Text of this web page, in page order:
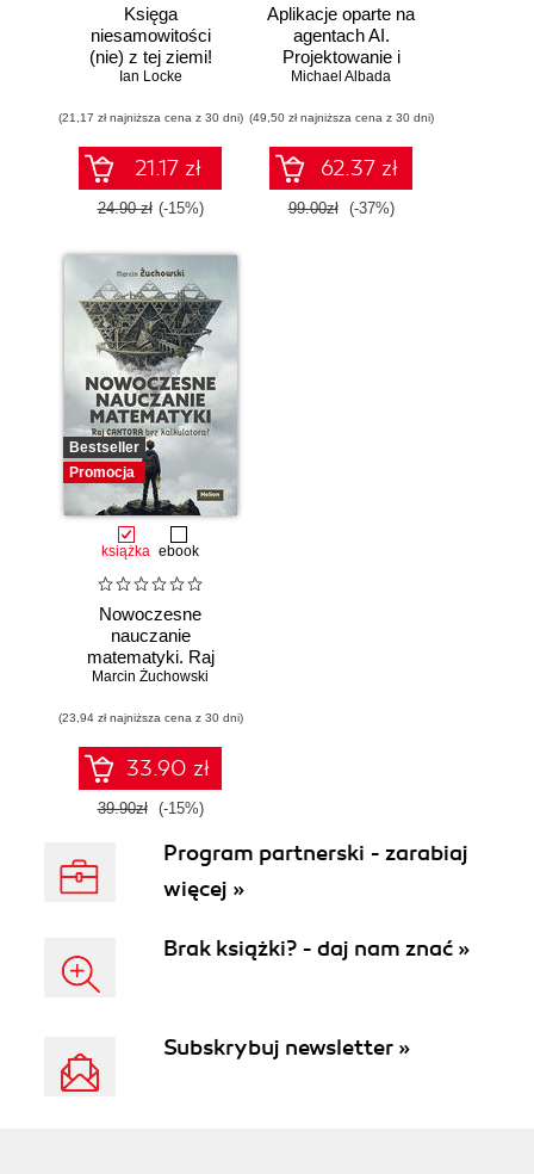
Księga
niesamowitości
(nie) z tej ziemi!
Księga faktów
niezwykłych
Ian Locke
(21,17 zł najniższa cena z 30 dni)
21.17 zł
24.90 zł (-15%)
Aplikacje oparte na
agentach AI.
Projektowanie i
wdrażanie
wieloagentowych
Michael Albada
(49,50 zł najniższa cena z 30 dni)
62.37 zł
99.00zł (-37%)
Bestseller
Promocja
książka ebook
Nowoczesne
nauczanie
matematyki. Raj
Cantora bez
Marcin Żuchowski
(23,94 zł najniższa cena z 30 dni)
33.90 zł
39.90zł (-15%)
Program partnerski - zarabiaj
więcej »
Brak książki? - daj nam znać »
Subskrybuj newsletter »